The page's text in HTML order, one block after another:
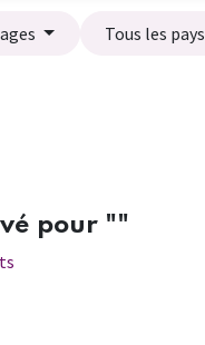
Tous les pays
pour ""